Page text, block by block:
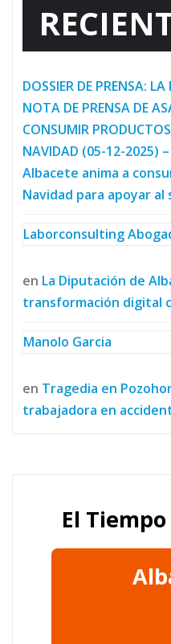
DOSSIER DE PRENSA:
NOTA DE PRENSA DE
CONSUMIR
NAVIDAD (05-12-2025)
Albacete anima a
Navidad para apoyar
Laborconsulting
en La Diputación de
transformación digital
Manolo Garcia
en Tragedia en
trabajadora en
El